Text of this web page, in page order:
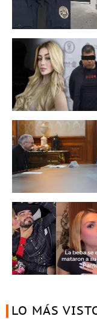
LO MÁS